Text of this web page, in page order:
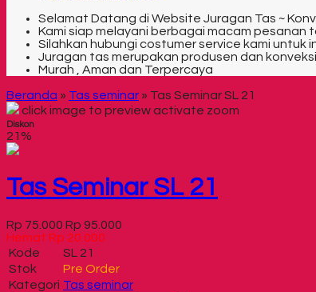
Selamat Datang di Website Juragan Tas ~
Kami siap melayani berbagai macam pesanan
Silahkan hubungi costumer service kami untuk
Juragan tas merupakan produsen dan
Murah , Aman dan Terpercaya
Beranda » Tas seminar » Tas Seminar SL 21
click image to previewactivate zoom
Diskon
21%
Tas Seminar SL 21
Rp 75.000 Rp 95.000
Hemat Rp 20.000
Kode
SL 21
Stok
Pre Order
Kategori Tas seminar